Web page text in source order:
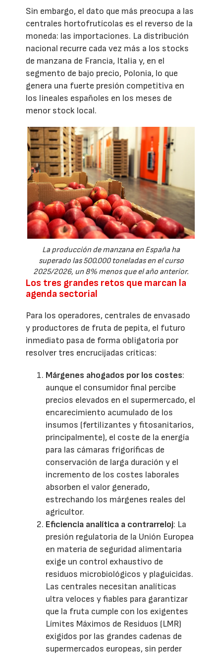
Sin embargo, el dato que más preocupa a las
centrales hortofrutícolas es el reverso de la
moneda: las importaciones. La distribución
nacional recurre cada vez más a los stocks
de manzana de Francia, Italia y, en el
segmento de bajo precio, Polonia, lo que
genera una fuerte presión competitiva en
los lineales españoles en los meses de
menor stock local.
La producción de manzana en España ha
superado las 500.000 toneladas en el curso
2025/2026, un 8% menos que el año anterior.
Los tres grandes retos que marcan la
agenda sectorial
Para los operadores, centrales de envasado
y productores de fruta de pepita, el futuro
inmediato pasa de forma obligatoria por
resolver tres encrucijadas críticas:
Márgenes ahogados por los costes:
aunque el consumidor final percibe
precios elevados en el supermercado, el
encarecimiento acumulado de los
insumos (fertilizantes y fitosanitarios,
principalmente), el coste de la energía
para las cámaras frigoríficas de
conservación de larga duración y el
incremento de los costes laborales
absorben el valor generado,
estrechando los márgenes reales del
agricultor.
Eficiencia analítica a contrarreloj: La
presión regulatoria de la Unión Europea
en materia de seguridad alimentaria
exige un control exhaustivo de
residuos microbiológicos y plaguicidas.
Las centrales necesitan analíticas
ultra veloces y fiables para garantizar
que la fruta cumple con los exigentes
Límites Máximos de Residuos (LMR)
exigidos por las grandes cadenas de
supermercados europeas, sin perder